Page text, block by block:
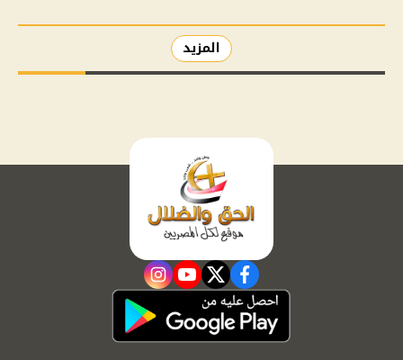
المزيد
facebook
twitter
youtube
instagram